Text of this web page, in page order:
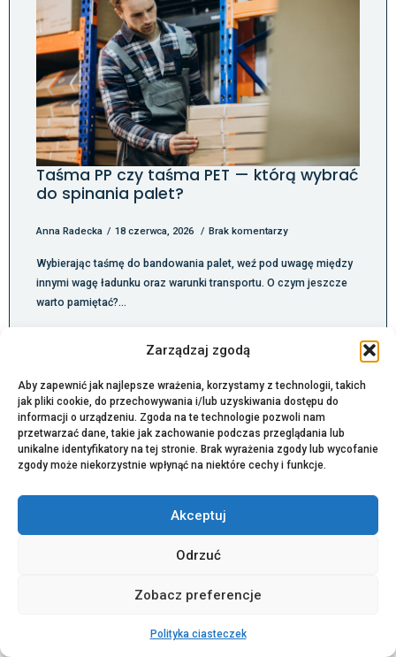
Zarządzaj zgodą
Aby zapewnić jak najlepsze wrażenia, korzystamy z technologii, takich
jak pliki cookie, do przechowywania i/lub uzyskiwania dostępu do
informacji o urządzeniu. Zgoda na te technologie pozwoli nam
przetwarzać dane, takie jak zachowanie podczas przeglądania lub
unikalne identyfikatory na tej stronie. Brak wyrażenia zgody lub wycofanie
zgody może niekorzystnie wpłynąć na niektóre cechy i funkcje.
Akceptuj
Odrzuć
Zobacz preferencje
Polityka ciasteczek
Taśma PP czy taśma PET — którą wybrać
do spinania palet?
Anna Radecka 18 czerwca, 2026 Brak komentarzy
Wybierając taśmę do bandowania palet, weź pod uwagę między
innymi wagę ładunku oraz warunki transportu. O czym jeszcze
warto pamiętać?…
wystawienniczej jako element